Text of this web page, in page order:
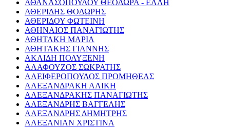
ΑΘΑΝΑΣΟΠΟΥΛΟΥ ΘΕΟΔΩΡΑ - ΕΛΛΗ
ΑΘΕΡΙΔΗΣ ΘΟΔΩΡΗΣ
ΑΘΕΡΙΔΟΥ ΦΩΤΕΙΝΗ
ΑΘΗΝΑΙΟΣ ΠΑΝΑΓΙΩΤΗΣ
ΑΘΗΤΑΚΗ ΜΑΡΙΑ
ΑΘΗΤΑΚΗΣ ΓΙΑΝΝΗΣ
ΑΚΛΙΔΗ ΠΟΛΥΞΕΝΗ
ΑΛΑΦΟΥΖΟΣ ΣΩΚΡΑΤΗΣ
ΑΛΕΙΦΕΡΟΠΟΥΛΟΣ ΠΡΟΜΗΘΕΑΣ
ΑΛΕΞΑΝΔΡΑΚΗ ΑΛΙΚΗ
ΑΛΕΞΑΝΔΡΑΚΗΣ ΠΑΝΑΓΙΩΤΗΣ
ΑΛΕΞΑΝΔΡΗΣ ΒΑΓΓΕΛΗΣ
ΑΛΕΞΑΝΔΡΗΣ ΔΗΜΗΤΡΗΣ
ΑΛΕΞΑΝΙΑΝ ΧΡΙΣΤΙΝΑ